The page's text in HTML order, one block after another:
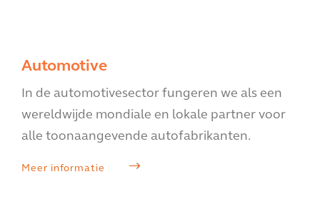
Automotive
In de automotivesector fungeren we als een
wereldwijde mondiale en lokale partner voor
alle toonaangevende autofabrikanten.
Meer informatie